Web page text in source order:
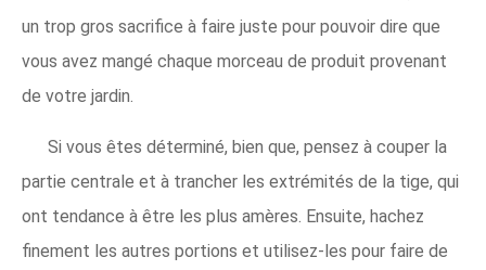
un trop gros sacrifice à faire juste pour pouvoir dire que
vous avez mangé chaque morceau de produit provenant
de votre jardin.
Si vous êtes déterminé, bien que, pensez à couper la
partie centrale et à trancher les extrémités de la tige, qui
ont tendance à être les plus amères. Ensuite, hachez
finement les autres portions et utilisez-les pour faire de